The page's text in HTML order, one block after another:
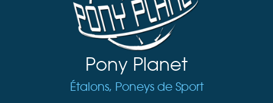
Pony Planet
Étalons, Poneys de Sport